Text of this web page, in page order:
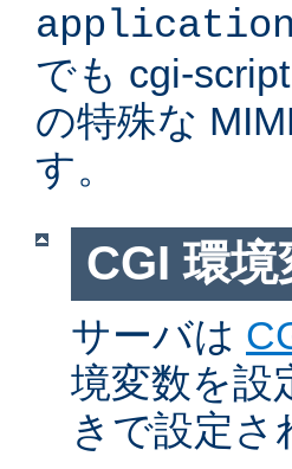
でも cgi-
の特殊な
す。
CGI 環境
サーバは
境変数を設
きで設定さ